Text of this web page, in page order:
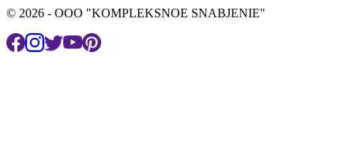
© 2026 - OOO "KOMPLEKSNOE SNABJENIE"